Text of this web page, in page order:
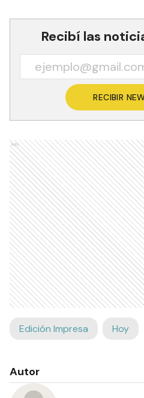
Recibí las
RECIBIR
Ads
Edición Impresa Hoy
Autor